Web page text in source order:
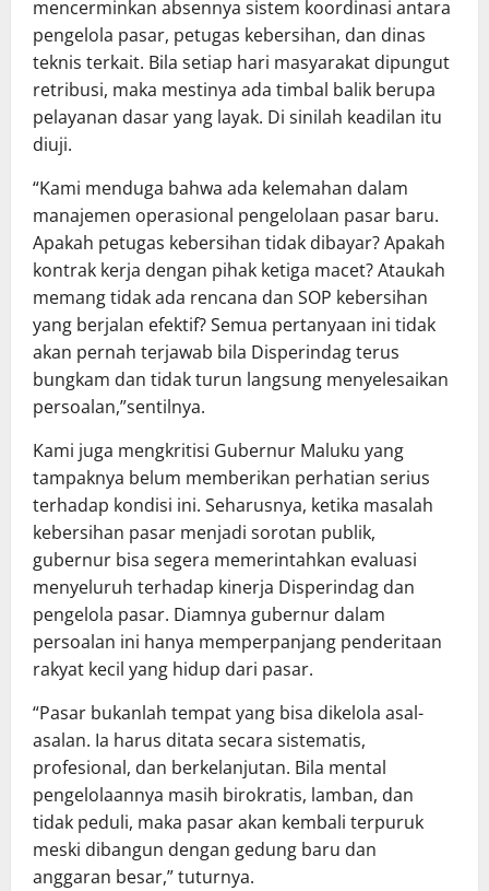
mencerminkan absennya sistem koordinasi antara
pengelola pasar, petugas kebersihan, dan dinas
teknis terkait. Bila setiap hari masyarakat dipungut
retribusi, maka mestinya ada timbal balik berupa
pelayanan dasar yang layak. Di sinilah keadilan itu
diuji.
“Kami menduga bahwa ada kelemahan dalam
manajemen operasional pengelolaan pasar baru.
Apakah petugas kebersihan tidak dibayar? Apakah
kontrak kerja dengan pihak ketiga macet? Ataukah
memang tidak ada rencana dan SOP kebersihan
yang berjalan efektif? Semua pertanyaan ini tidak
akan pernah terjawab bila Disperindag terus
bungkam dan tidak turun langsung menyelesaikan
persoalan,”sentilnya.
Kami juga mengkritisi Gubernur Maluku yang
tampaknya belum memberikan perhatian serius
terhadap kondisi ini. Seharusnya, ketika masalah
kebersihan pasar menjadi sorotan publik,
gubernur bisa segera memerintahkan evaluasi
menyeluruh terhadap kinerja Disperindag dan
pengelola pasar. Diamnya gubernur dalam
persoalan ini hanya memperpanjang penderitaan
rakyat kecil yang hidup dari pasar.
“Pasar bukanlah tempat yang bisa dikelola asal-
asalan. Ia harus ditata secara sistematis,
profesional, dan berkelanjutan. Bila mental
pengelolaannya masih birokratis, lamban, dan
tidak peduli, maka pasar akan kembali terpuruk
meski dibangun dengan gedung baru dan
anggaran besar,” tuturnya.